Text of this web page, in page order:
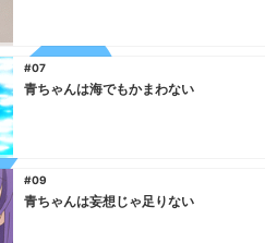
#07
青ちゃんは海でもかまわない
#09
青ちゃんは妄想じゃ足りない